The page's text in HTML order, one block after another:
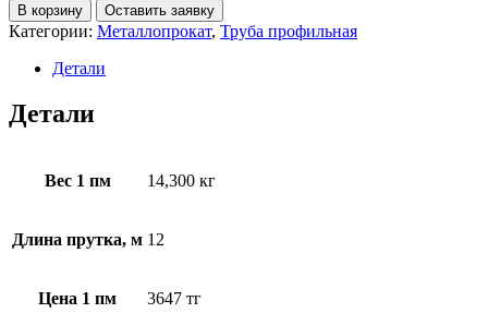
В корзину Оставить заявку
Категории: Металлопрокат, Труба профильная
Детали
Детали
Вес 1 пм 14,300 кг
Длина прутка, м 12
Цена 1 пм 3647 тг